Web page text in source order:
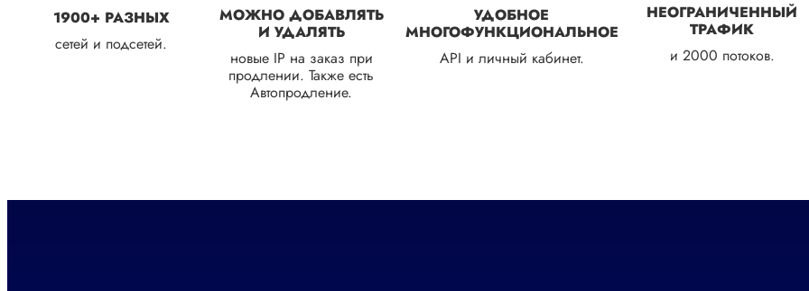
1900+ РАЗНЫХ
сетей и подсетей.
МОЖНО ДОБАВЛЯТЬ
И УДАЛЯТЬ
новые IP на заказ при
продлении. Также есть
Автопродление.
УДОБНОЕ
МНОГОФУНКЦИОНАЛЬНОЕ
API и личный кабинет.
НЕОГРАНИЧЕННЫЙ
ТРАФИК
и 2000 потоков.